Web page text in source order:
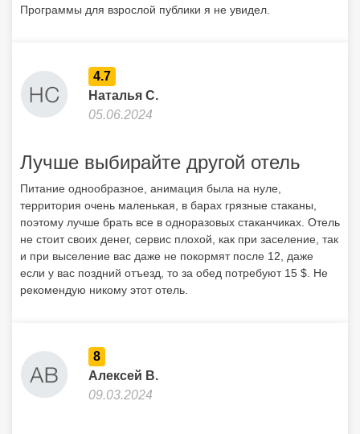
Программы для взрослой публики я не увидел.
4.7
Наталья С.
05.06.2024
Лучше выбирайте другой отель
Питание однообразное, анимация была на нуле,
территория очень маленькая, в барах грязные стаканы,
поэтому лучше брать все в одноразовых стаканчиках. Отель
не стоит своих денег, сервис плохой, как при заселение, так
и при выселение вас даже не покормят после 12, даже
если у вас поздний отъезд, то за обед потребуют 15 $. Не
рекомендую никому этот отель.
8
Алексей В.
09.03.2024